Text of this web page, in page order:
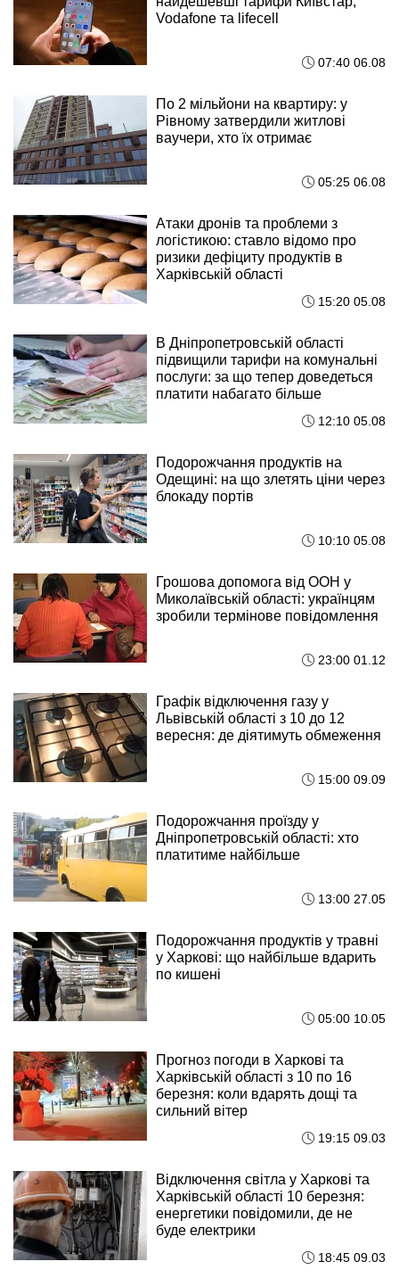
Vodafone та lifecell
07:40 06.08
По 2 мільйони на квартиру: у
Рівному затвердили житлові
ваучери, хто їх отримає
05:25 06.08
Атаки дронів та проблеми з
логістикою: ставло відомо про
ризики дефіциту продуктів в
Харківській області
15:20 05.08
В Дніпропетровській області
підвищили тарифи на комунальні
послуги: за що тепер доведеться
платити набагато більше
12:10 05.08
Подорожчання продуктів на
Одещині: на що злетять ціни через
блокаду портів
10:10 05.08
Грошова допомога від ООН у
Миколаївській області: українцям
зробили термінове повідомлення
23:00 01.12
Графік відключення газу у
Львівській області з 10 до 12
вересня: де діятимуть обмеження
15:00 09.09
Подорожчання проїзду у
Дніпропетровській області: хто
платитиме найбільше
13:00 27.05
Подорожчання продуктів у травні
у Харкові: що найбільше вдарить
по кишені
05:00 10.05
Прогноз погоди в Харкові та
Харківській області з 10 по 16
березня: коли вдарять дощі та
сильний вітер
19:15 09.03
Відключення світла у Харкові та
Харківській області 10 березня:
енергетики повідомили, де не
буде електрики
18:45 09.03